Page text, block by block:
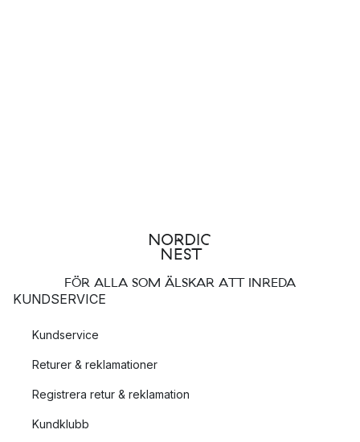
FÖR ALLA SOM ÄLSKAR ATT INREDA
KUNDSERVICE
Kundservice
Returer & reklamationer
Registrera retur & reklamation
Kundklubb